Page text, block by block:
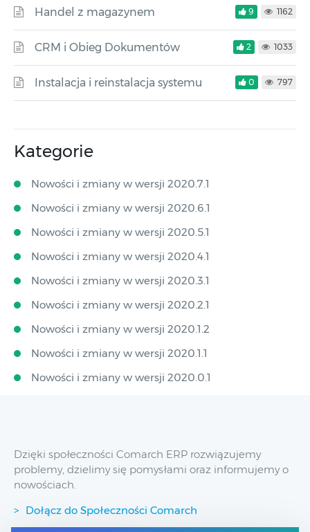
Handel z magazynem 9 1162
CRM i Obieg Dokumentów 2 1033
Instalacja i reinstalacja systemu 0 797
Kategorie
Nowości i zmiany w wersji 2020.7.1
Nowości i zmiany w wersji 2020.6.1
Nowości i zmiany w wersji 2020.5.1
Nowości i zmiany w wersji 2020.4.1
Nowości i zmiany w wersji 2020.3.1
Nowości i zmiany w wersji 2020.2.1
Nowości i zmiany w wersji 2020.1.2
Nowości i zmiany w wersji 2020.1.1
Nowości i zmiany w wersji 2020.0.1
Dzięki społeczności Comarch ERP rozwiązujemy
problemy, dzielimy się pomysłami oraz informujemy o
nowościach.
Dołącz do Społeczności Comarch